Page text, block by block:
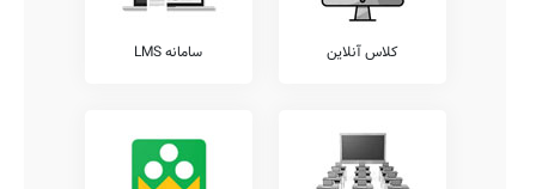
کلاس آنلاین سامانه LMS